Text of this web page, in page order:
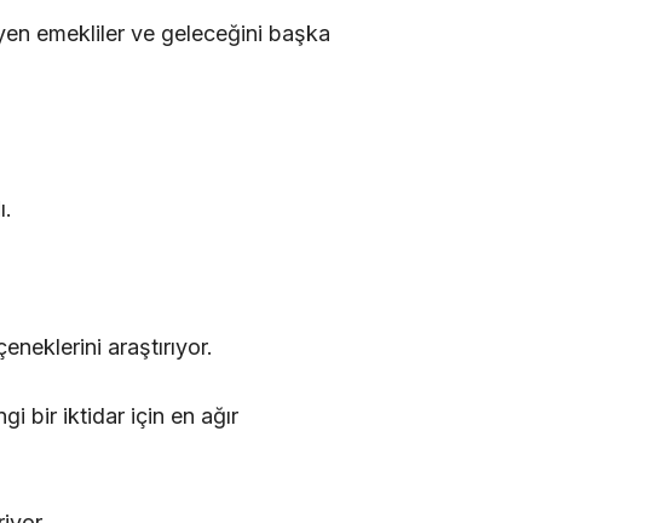
emekliler ve geleceğini başka
araştırıyor.
bir iktidar için en ağır